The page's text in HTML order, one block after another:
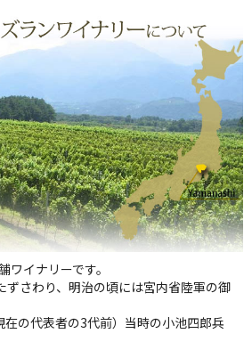
イナリーです。
ずさわり、明治の頃には宮内省陸軍の御
在の代表者の3代前）当時の小池四郎兵